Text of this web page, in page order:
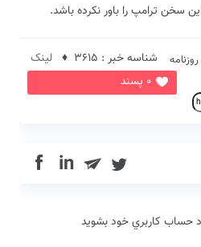
ترامپ را باور نکرده باشد.
0 پسند
شناسه خبر : 3615 ♦
لینک
in
حساب كاربري خود بشويد